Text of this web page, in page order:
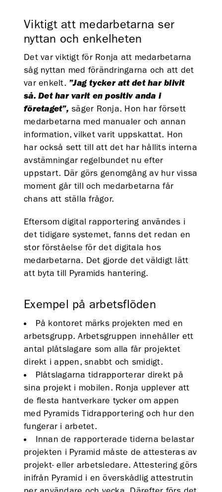
Viktigt att medarbetarna ser
nyttan och enkelheten
Det var viktigt för Ronja att medarbetarna
såg nyttan med förändringarna och att det
var enkelt. ”Jag tycker att det har blivit
så. Det har varit en positiv anda i
företaget”, säger Ronja. Hon har försett
medarbetarna med manualer och annan
information, vilket varit uppskattat. Hon
har också sett till att det har hållits interna
avstämningar regelbundet nu efter
uppstart. Där görs genomgång av hur vissa
moment går till och medarbetarna får
chans att ställa frågor.
Eftersom digital rapportering användes i
det tidigare systemet, fanns det redan en
stor förståelse för det digitala hos
medarbetarna. Det gjorde det väldigt lätt
att byta till Pyramids hantering.
Exempel på arbetsflöden
På kontoret märks projekten med en
arbetsgrupp. Arbetsgruppen innehåller ett
antal plåtslagare som alla får projektet
direkt i appen, snabbt och smidigt.
Plåtslagarna tidrapporterar direkt på
sina projekt i mobilen. Ronja upplever att
de flesta hantverkare tycker om appen
med Pyramids Tidrapportering och hur den
fungerar i arbetet.
Innan de rapporterade tiderna belastar
projekten i Pyramid måste de attesteras av
projekt- eller arbetsledare. Attestering görs
inifrån Pyramid i en överskådlig attestrutin